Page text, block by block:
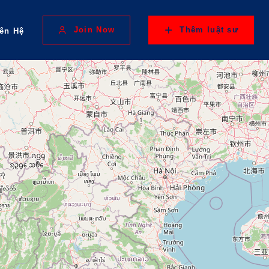
Hệ Join Now Thêm luật sư